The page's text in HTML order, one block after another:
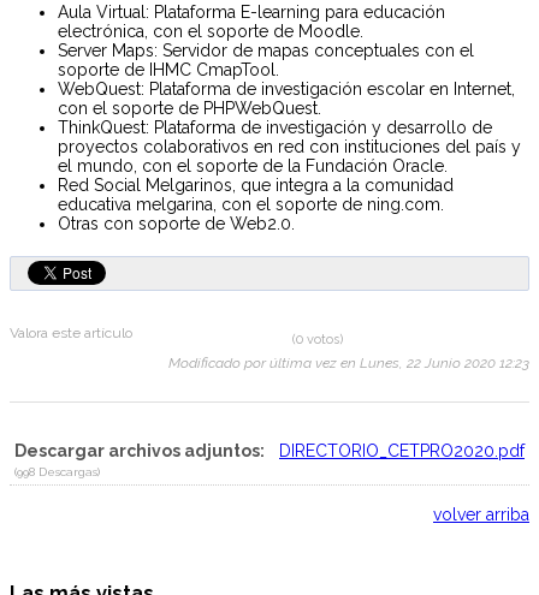
Aula Virtual: Plataforma E-learning para educación
electrónica, con el soporte de Moodle.
Server Maps: Servidor de mapas conceptuales con el
soporte de IHMC CmapTool.
WebQuest: Plataforma de investigación escolar en Internet,
con el soporte de PHPWebQuest.
ThinkQuest: Plataforma de investigación y desarrollo de
proyectos colaborativos en red con instituciones del país y
el mundo, con el soporte de la Fundación Oracle.
Red Social Melgarinos, que integra a la comunidad
educativa melgarina, con el soporte de ning.com.
Otras con soporte de Web2.0.
Valora este artículo (0 votos)
Modificado por última vez en Lunes, 22 Junio 2020 12:23
Descargar archivos adjuntos: DIRECTORIO_CETPRO2020.pdf
(998 Descargas)
volver arriba